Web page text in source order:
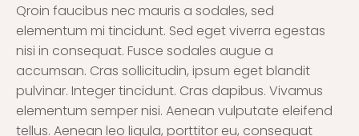
Qroin faucibus nec mauris a sodales, sed
elementum mi tincidunt. Sed eget viverra egestas
nisi in consequat. Fusce sodales augue a
accumsan. Cras sollicitudin, ipsum eget blandit
pulvinar. Integer tincidunt. Cras dapibus. Vivamus
elementum semper nisi. Aenean vulputate eleifend
tellus. Aenean leo ligula, porttitor eu, consequat